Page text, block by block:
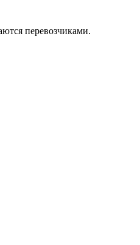
перевозчиками.